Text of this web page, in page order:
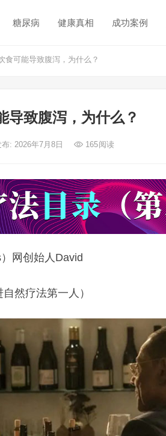
糖尿病 健康真相 成功案例
食可能导致腹泻，为什么？
导致腹泻，为什么？
布: 2026年7月8日 165阅读
网创始人David
然疗法第一人）